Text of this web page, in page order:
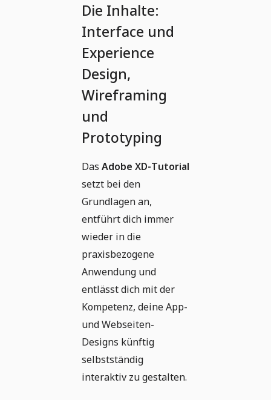
Die Inhalte:
Interface und
Experience
Design,
Wireframing
und
Prototyping
Das Adobe XD-Tutorial
setzt bei den
Grundlagen an,
entführt dich immer
wieder in die
praxisbezogene
Anwendung und
entlässt dich mit der
Kompetenz, deine App-
und Webseiten-
Designs künftig
selbstständig
interaktiv zu gestalten.